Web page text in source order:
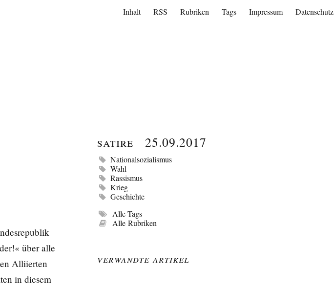
Inhalt RSS Rubriken Tags Impressum Datenschutz
über alle
Alliierten
in diesem
Satire 25.09.2017
Nationalsozialismus
Wahl
Rassismus
Krieg
Geschichte
Alle Tags
Alle Rubriken
Verwandte Artikel